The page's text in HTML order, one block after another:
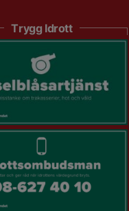
Trygg Idrott